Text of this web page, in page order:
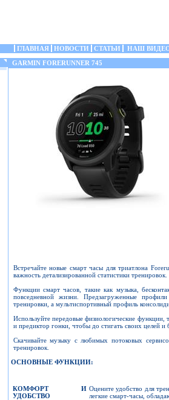
ГЛАВНАЯ НОВОСТИ СТАТЬИ НАШ
GARMIN FORERUNNER 745
Встречайте новые смарт часы для триатлона
важность детализированной статистики тренировок.
Функции смарт часов, такие как музыка,
повседневной жизни. Предзагруженные
тренировки, а мультиспортивный профиль
Используйте передовые физиологические
и предиктор гонки, чтобы до стигать своих целей и
Скачивайте музыку с любимых потоковых
тренировок.
ОСНОВНЫЕ ФУНКЦИИ:
КОМФОРТ И
УДОБСТВО
Оцените удобство для
легкие смарт-часы,